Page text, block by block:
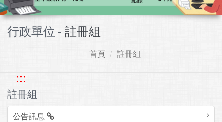
行政單位 - 註冊組
首頁 註冊組
:::
註冊組
公告訊息